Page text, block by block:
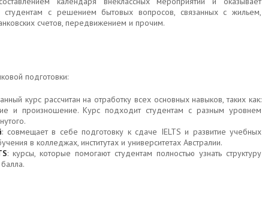
с решением бытовых вопросов, связанных с жильем,
счетов, передвижением и прочим.
подготовки:
курс рассчитан на отработку всех основных навыков, таких как:
и произношение. Курс подходит студентам с разным уровнем
: совмещает в себе подготовку к сдаче IELTS и развитие учебных
в колледжах, институтах и университетах Австралии.
: курсы, которые помогают студентам полностью узнать структуру